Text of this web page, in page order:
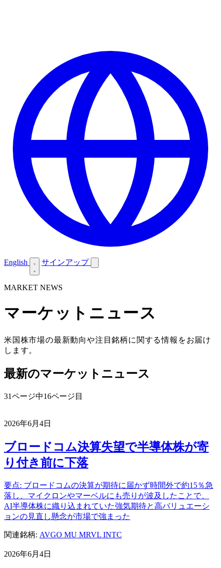
English サインアップ
MARKET NEWS
マーケットニュース
米国株市場の最新動向や注目銘柄に関する情報をお届け
します。
最新のマーケットニュース
31ページ中16ページ目
2026年6月4日
ブロードコム決算失望で半導体株が寄
り付き前に下落
要点: ブロードコムの決算が期待に届かず時間外で約15％急
落し、マイクロンやマーベルにも売りが波及したことで、
AI半導体株に織り込まれていた強気期待と高バリュエーシ
ョンの見直し懸念が市場で強まった
関連銘柄: AVGO MU MRVL INTC
2026年6月4日